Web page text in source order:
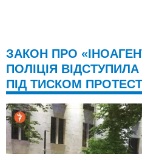
ЗАКОН ПРО
ПОЛІЦІЯ
ПІД ТИСКОМ